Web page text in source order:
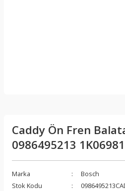
Caddy Ön Fren
0986495213
Marka
Bosch
Stok Kodu